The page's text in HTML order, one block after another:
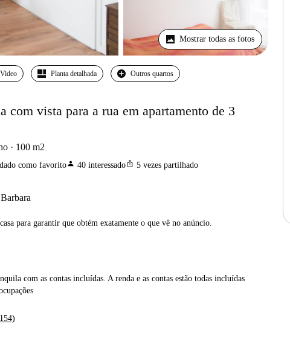
Mostrar todas as fotos
Video Planta detalhada Outros quartos
com vista para a rua em apartamento de 3
100 m2
como favoritoperson 40 interessadoios_share 5 vezes partilhado
para garantir que obtém exatamente o que vê no anúncio.
com as contas incluídas. A renda e as contas estão todas incluídas